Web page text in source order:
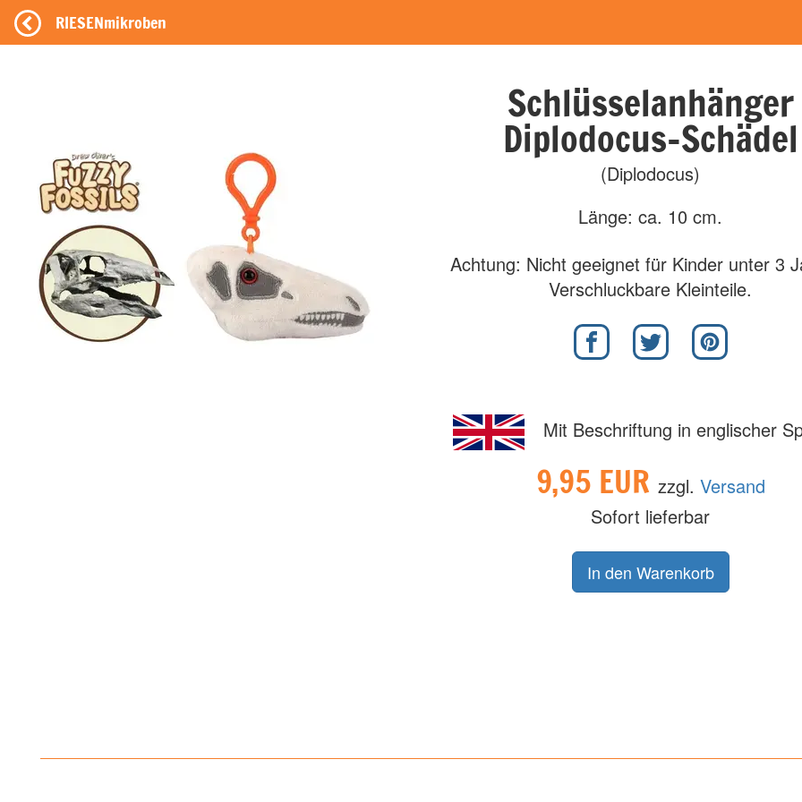
RIESENmikroben
Schlüsselanhänger
Diplodocus-Schädel
(Diplodocus)
Länge: ca. 10 cm.
Achtung: Nicht geeignet für Kinder unter 3
Verschluckbare Kleinteile.
Mit Beschriftung in englischer
9,95 EUR zzgl. Versand
Sofort lieferbar